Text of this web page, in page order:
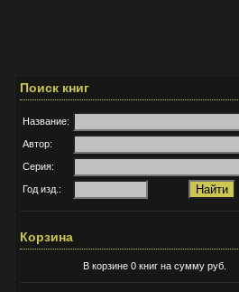
Поиск книг
Название:
Автор:
Серия:
Год изд.:
Корзина
В корзине 0 книг на сумму руб.